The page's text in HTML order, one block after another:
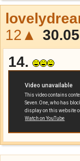
12▲
14.